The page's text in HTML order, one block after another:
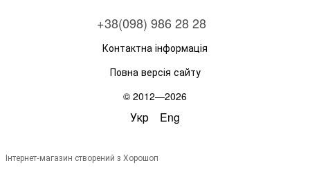
+38(098) 986 28 28
Контактна інформація
Повна версія сайту
© 2012—2026
Укр Eng
Інтернет-магазин створений з Хорошоп